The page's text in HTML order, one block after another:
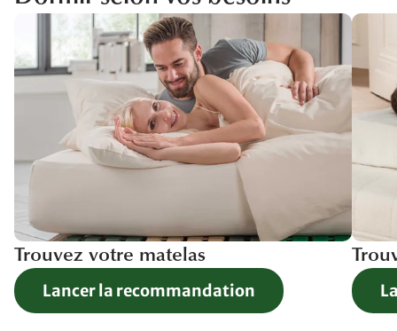
Trouvez votre matelas
Lancer la recommandation